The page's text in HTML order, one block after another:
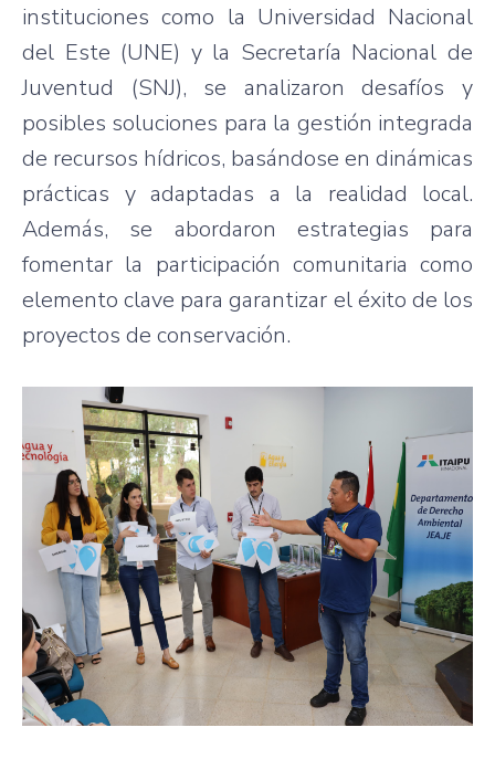
instituciones como la Universidad Nacional
del Este (UNE) y la Secretaría Nacional de
Juventud (SNJ), se analizaron desafíos y
posibles soluciones para la gestión integrada
de recursos hídricos, basándose en dinámicas
prácticas y adaptadas a la realidad local.
Además, se abordaron estrategias para
fomentar la participación comunitaria como
elemento clave para garantizar el éxito de los
proyectos de conservación.